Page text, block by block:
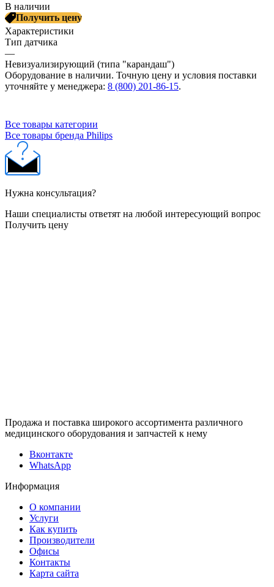
В наличии
Получить цену
Характеристики
Тип датчика
—
Невизуализирующий (типа "карандаш")
Оборудование в наличии. Точную цену и условия поставки
уточняйте у менеджера: 8 (800) 201-86-15.
Все товары категории
Все товары бренда Philips
Нужна консультация?
Наши специалисты ответят на любой интересующий вопрос
Получить цену
Продажа и поставка широкого ассортимента различного
медицинского оборудования и запчастей к нему
Вконтакте
WhatsApp
Информация
О компании
Услуги
Как купить
Производители
Офисы
Контакты
Карта сайта